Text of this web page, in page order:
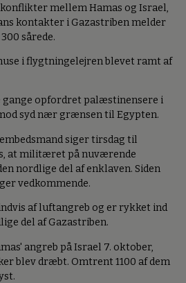
mellem Hamas og Israel,
kontakter i Gazastriben melder
sårede.
i flygtningelejren blevet ramt af
opfordret palæstinensere i
syd nær grænsen til Egypten.
siger tirsdag til
at militæret på nuværende
nordlige del af enklaven. Siden
vedkommende.
af luftangreb og er rykket ind
del af Gazastriben.
angreb på Israel 7. oktober,
blev dræbt. Omtrent 1100 af dem